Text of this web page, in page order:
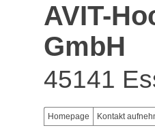
AVIT-
GmbH
45141
Homepage Kontakt